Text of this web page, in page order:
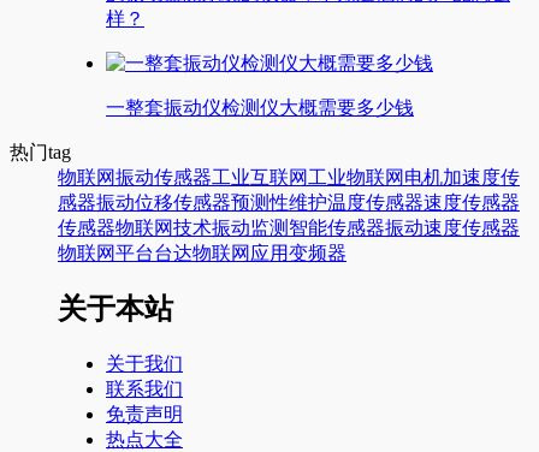
样？
一整套振动仪检测仪大概需要多少钱
热门tag
物联网振动传感器工业互联网 工业物联网 电机加速度传
感器振动位移传感器预测性维护温度传感器速度传感器
传感器物联网技术振动监测 智能传感器振动速度传感器
物联网平台台达物联网应用变频器
关于本站
关于我们
联系我们
免责声明
热点大全